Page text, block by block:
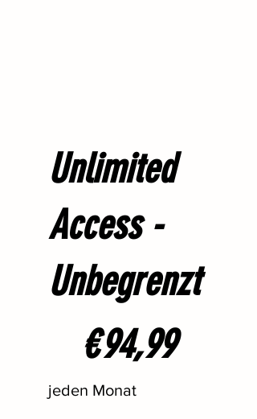
Unlimited
Access -
Unbegrenzt
€94,99
jeden Monat